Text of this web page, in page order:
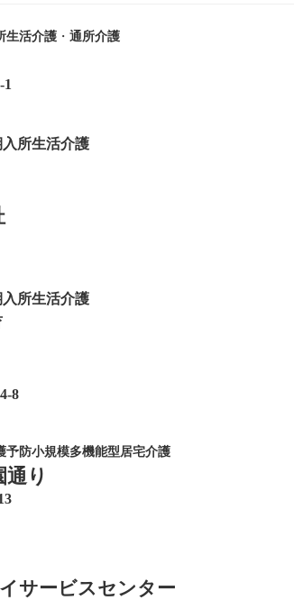
生活介護 ・ 通所介護
入所生活介護
入所生活介護
8
予防小規模多機能型居宅介護
り
サービスセンター